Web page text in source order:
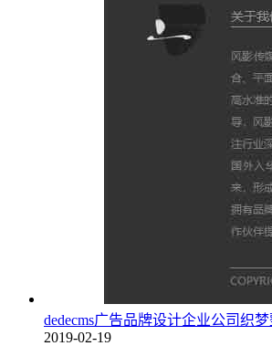
dedecms广告品牌设计企业公司织
2019-02-19